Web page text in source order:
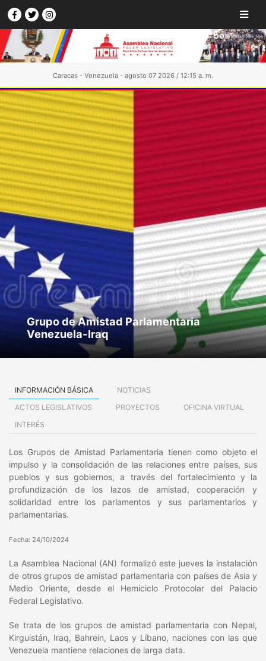
Caracas - Venezuela - agosto 07 2026 / 12:15 a. m.
Grupo de Amistad Parlamentaria
Venezuela-Iraq
INFORMACIÓN BÁSICA
NOTICIAS
ACTOS LEGISLATIVOS
PROYECTOS
OFICINA VIRTUAL
INTERÉS
Los Grupos de Amistad Parlamentaria tienen como objeto el
impulso y la consolidación de las relaciones entre países, sus
pueblos y sus gobiernos, a través del fortalecimiento y la
profundización de los lazos de amistad, cooperación y
solidaridad entre los parlamentos y sus parlamentarios y
parlamentarias.
Fecha: 24/10/2024
La Asamblea Nacional (AN) formalizó este jueves la instalación
de otros grupos de amistad parlamentaria con países de Asia y
Medio Oriente, desde el Hemiciclo Protocolar del Palacio
Federal Legislativo.
Se trata de los grupos de amistad parlamentaria con Nepal,
Kirguistán, Iraq, Bahrein, Laos y Líbano, naciones con las que
Venezuela mantiene relaciones de larga data.